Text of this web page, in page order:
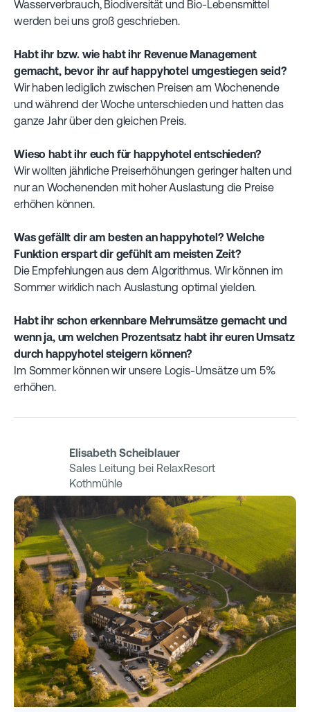
Wasserverbrauch, Biodiversität und Bio-Lebensmittel
werden bei uns groß geschrieben.
Habt ihr bzw. wie habt ihr Revenue Management
gemacht, bevor ihr auf happyhotel umgestiegen seid?
Wir haben lediglich zwischen Preisen am Wochenende
und während der Woche unterschieden und hatten das
ganze Jahr über den gleichen Preis.
Wieso habt ihr euch für happyhotel entschieden?
Wir wollten jährliche Preiserhöhungen geringer halten und
nur an Wochenenden mit hoher Auslastung die Preise
erhöhen können.
Was gefällt dir am besten an happyhotel? Welche
Funktion erspart dir gefühlt am meisten Zeit?
Die Empfehlungen aus dem Algorithmus. Wir können im
Sommer wirklich nach Auslastung optimal yielden.
Habt ihr schon erkennbare Mehrumsätze gemacht und
wenn ja, um welchen Prozentsatz habt ihr euren Umsatz
durch happyhotel steigern können?
Im Sommer können wir unsere Logis-Umsätze um 5%
erhöhen.
Elisabeth Scheiblauer
Sales Leitung bei RelaxResort
Kothmühle